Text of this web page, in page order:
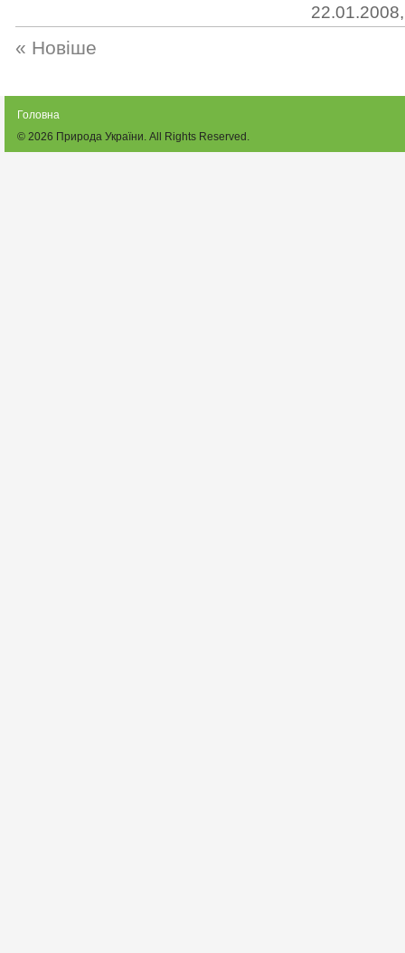
« Новіше
Головна
© 2026 Природа України. All Rights Reserved.